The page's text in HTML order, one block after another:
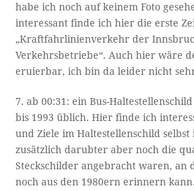
habe ich noch auf keinem Foto
interessant finde ich hier die erste
„Kraftfahrlinienverkehr der
Verkehrsbetriebe“. Auch hier wäre
eruierbar, ich bin da leider nicht
7. ab 00:31: ein Bus-
bis 1993 üblich. Hier finde ich
und Ziele im Haltestellenschild
zusätzlich darubter aber noch die
Steckschilder angebracht waren, an
noch aus den 1980ern erinnern